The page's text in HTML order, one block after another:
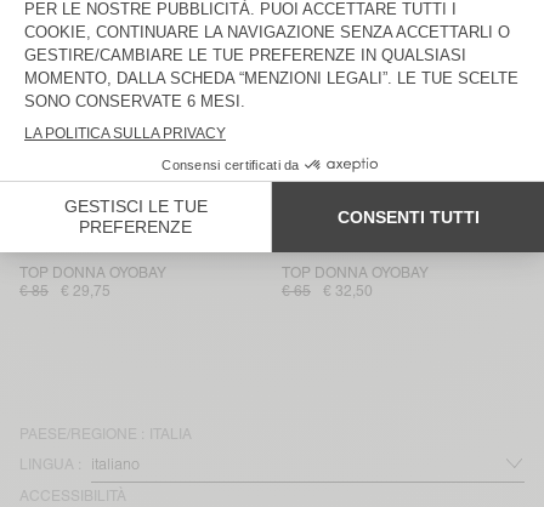
TOP DONNA BAILOW
€ 70
€ 25,20
TOP DONNA TARAW
€ 115
€ 40,25
€ 85
€ 30,60
TOP DONNA TUFFAZ
€ 34,30 € 26,25
TOP DONNA OYOBAY
€ 85
€ 29,75
TOP DONNA OYOBAY
€ 65
€ 32,50
PAESE/REGIONE :
ITALIA
LINGUA :
ACCESSIBILITÀ